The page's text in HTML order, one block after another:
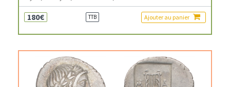
180€ TTB Ajouter au panier